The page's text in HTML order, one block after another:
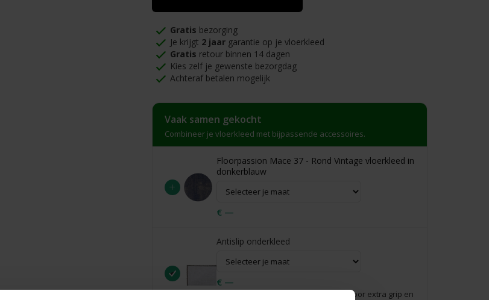
Gratis bezorging
Je krijgt 2 jaargarantie op je vloerkleed
Gratis retour binnen 14 dagen
Kies zelf je gewenste bezorgdag
Achteraf betalen mogelijk
Vaak samen gekocht
Combineer je vloerkleed met bijpassende accessoires.
+
Floorpassion Mace 37 - Rond Vintage vloerkleed in
donkerblauw
€ —
Antislip onderkleed
€ —
Voorkomt schuiven en glijden, zorgt voor extra grip en